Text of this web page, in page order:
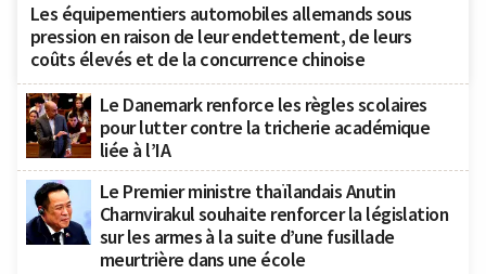
Les équipementiers automobiles allemands sous
pression en raison de leur endettement, de leurs
coûts élevés et de la concurrence chinoise
Le Danemark renforce les règles scolaires
pour lutter contre la tricherie académique
liée à l’IA
Le Premier ministre thaïlandais Anutin
Charnvirakul souhaite renforcer la législation
sur les armes à la suite d’une fusillade
meurtrière dans une école